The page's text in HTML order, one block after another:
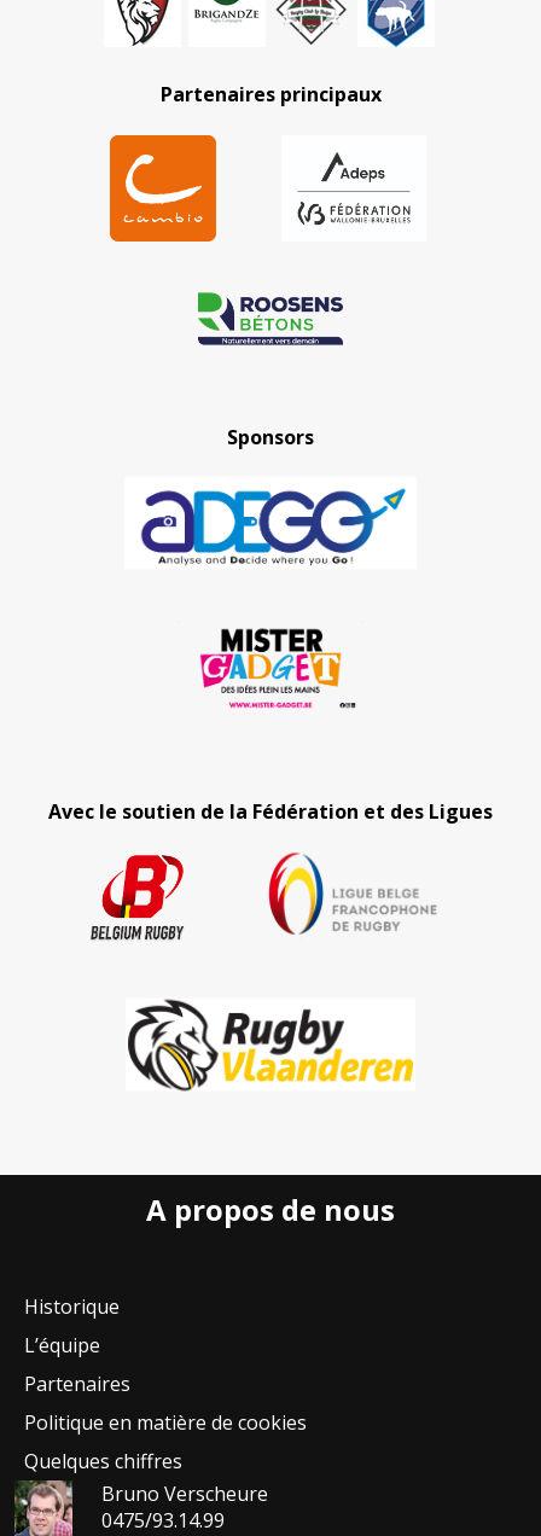
Partenaires principaux
Sponsors
Avec le soutien de la Fédération et des Ligues
A propos de nous
Historique
L’équipe
Partenaires
Politique en matière de cookies
Quelques chiffres
Bruno Verscheure
0475/93.14.99